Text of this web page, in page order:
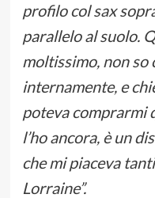
profilo col sax
parallelo al suolo.
moltissimo, non so
internamente, e
poteva comprarmi
l’ho ancora, è un
che mi piaceva
Lorraine”.